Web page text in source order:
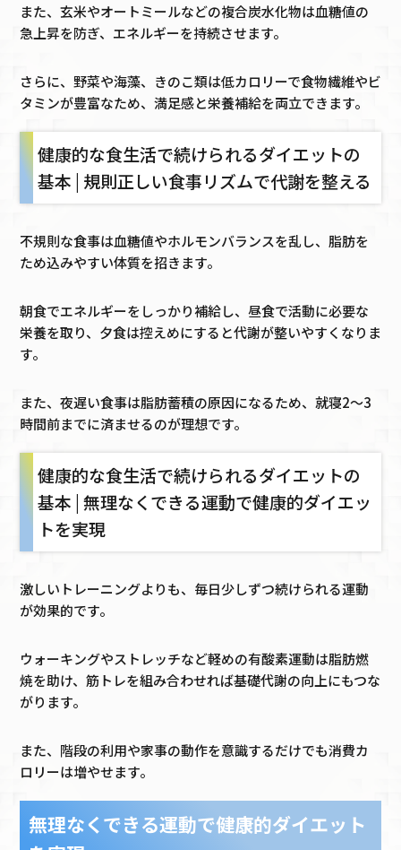
また、玄米やオートミールなどの複合炭水化物は血糖値の
急上昇を防ぎ、エネルギーを持続させます。
さらに、野菜や海藻、きのこ類は低カロリーで食物繊維やビ
タミンが豊富なため、満足感と栄養補給を両立できます。
健康的な食生活で続けられるダイエットの
基本 | 規則正しい食事リズムで代謝を整える
不規則な食事は血糖値やホルモンバランスを乱し、脂肪を
ため込みやすい体質を招きます。
朝食でエネルギーをしっかり補給し、昼食で活動に必要な
栄養を取り、夕食は控えめにすると代謝が整いやすくなりま
す。
また、夜遅い食事は脂肪蓄積の原因になるため、就寝2〜3
時間前までに済ませるのが理想です。
健康的な食生活で続けられるダイエットの
基本 | 無理なくできる運動で健康的ダイエッ
トを実現
激しいトレーニングよりも、毎日少しずつ続けられる運動
が効果的です。
ウォーキングやストレッチなど軽めの有酸素運動は脂肪燃
焼を助け、筋トレを組み合わせれば基礎代謝の向上にもつな
がります。
また、階段の利用や家事の動作を意識するだけでも消費カ
ロリーは増やせます。
無理なくできる運動で健康的ダイエット